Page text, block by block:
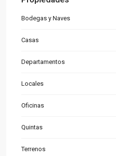
Bodegas y Naves
Casas
Departamentos
Locales
Oficinas
Quintas
Terrenos